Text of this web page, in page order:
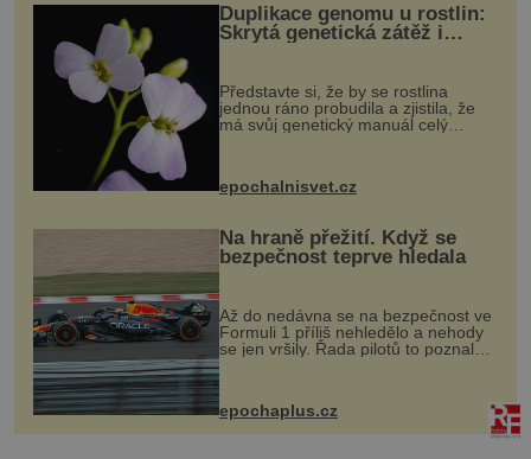
Duplikace genomu u rostlin:
Skrytá genetická zátěž i
Představte si, že by se rostlina
jednou ráno probudila a zjistila, že
má svůj genetický manuál celý
vstupenka...
epochalnisvet.cz
Na hraně přežití. Když se
bezpečnost teprve hledala
Až do nedávna se na bezpečnost ve
Formuli 1 příliš nehledělo a nehody
se jen vršily. Řada pilotů to poznala
na vlastní kůži, často s trvalými
následky nebo bohužel i ztrátou
života. Dnes nepochopiteln...
epochaplus.cz